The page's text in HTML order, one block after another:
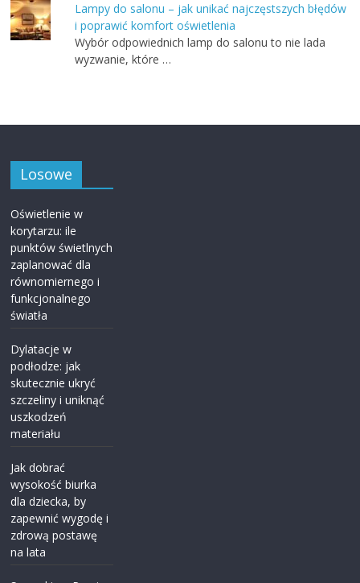
Lampy do salonu – jak unikać najczęstszych błędów
i poprawić komfort oświetlenia
Wybór odpowiednich lamp do salonu to nie lada
wyzwanie, które …
Losowe
Oświetlenie w
korytarzu: ile
punktów świetlnych
zaplanować dla
równomiernego i
funkcjonalnego
światła
Dylatacje w
podłodze: jak
skutecznie ukryć
szczeliny i uniknąć
uszkodzeń
materiału
Jak dobrać
wysokość biurka
dla dziecka, by
zapewnić wygodę i
zdrową postawę
na lata